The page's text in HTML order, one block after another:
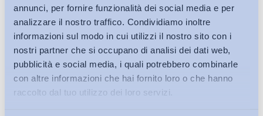
annunci, per fornire funzionalità dei social media e per
analizzare il nostro traffico. Condividiamo inoltre
informazioni sul modo in cui utilizzi il nostro sito con i
nostri partner che si occupano di analisi dei dati web,
pubblicità e social media, i quali potrebbero combinarle
con altre informazioni che hai fornito loro o che hanno
raccolto dal tuo utilizzo dei loro servizi.